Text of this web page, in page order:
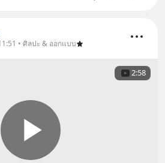
• ศิลปะ & ออกแบบ
2:58